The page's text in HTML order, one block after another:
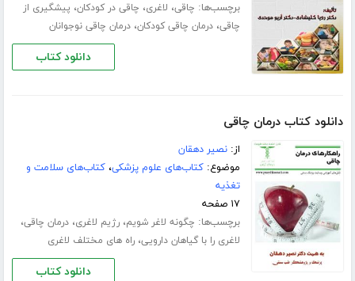
برچسب‌ها: چاقی، لاغری، چاقی در کودکان، پیشگیری از
چاقی،درمان چاقی کودکان،درمان چاقی نوجوانان
دانلود کتاب
دانلود کتاب درمان چاقی
از:نصیر دهقان
موضوع:کتاب‌های علوم پزشکی،کتاب‌های سلامت و
تغذیه
۱۷ صفحه
برچسب‌ها: چگونه لاغر شویم،رژیم لاغری،درمان چاقی،
لاغری را با گیاهان دارویی،راه های مختلف لاغری
دانلود کتاب